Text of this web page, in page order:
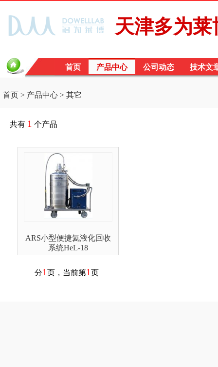
天津多为
首页 产品中心 公司动态 技术文
首页 > 产品中心 > 其它
共有 1 个产品
ARS小型便捷氦液化回收
系统HeL-18
分1页，当前第1页